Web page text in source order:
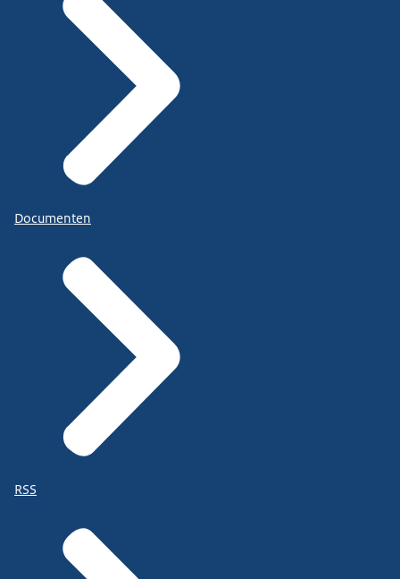
Documenten
RSS